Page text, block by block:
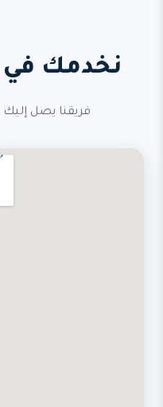
نخدمك
فريقنا يصل